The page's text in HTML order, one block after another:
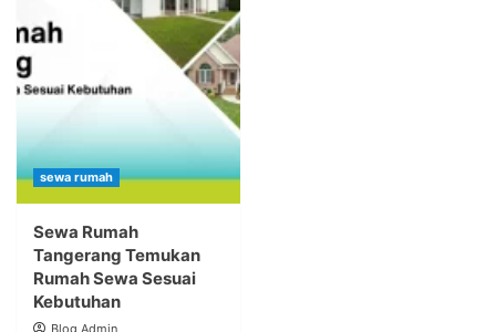
sewa rumah
Sewa Rumah
Tangerang Temukan
Rumah Sewa Sesuai
Kebutuhan
Blog Admin